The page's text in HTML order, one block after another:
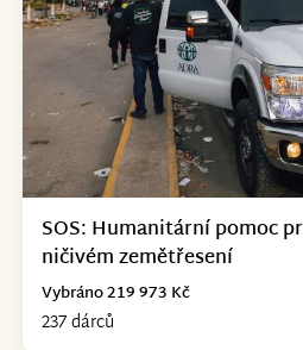
SOS: Humanitární pomoc
ničivém zemětřesení
237 dárců
Vybráno 219 973 Kč